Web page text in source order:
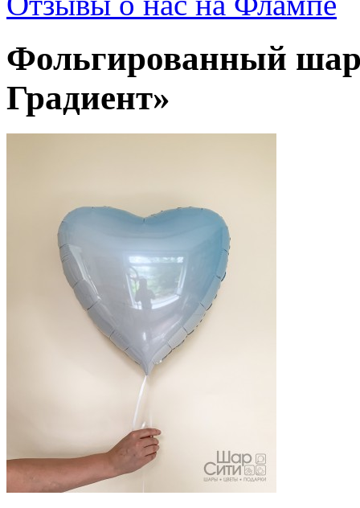
Фольгированный шар
Градиент»